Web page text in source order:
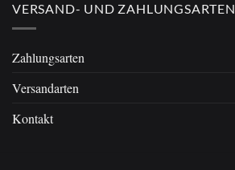
VERSAND- UND ZAHLUNGSARTEN
Zahlungsarten
Versandarten
Kontakt